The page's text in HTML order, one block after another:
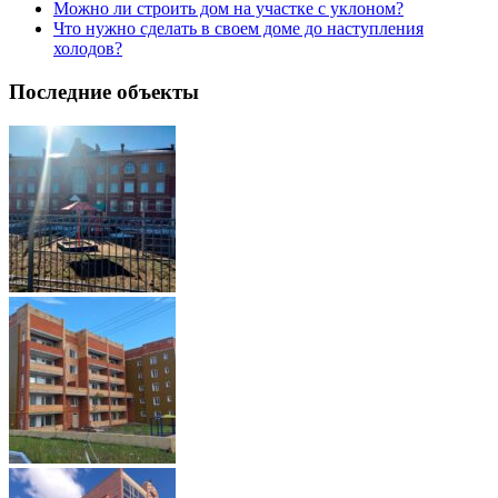
Можно ли строить дом на участке с уклоном?
Что нужно сделать в своем доме до наступления
холодов?
Последние объекты